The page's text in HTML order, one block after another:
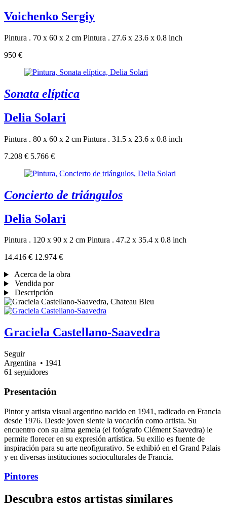
Voichenko Sergiy
Pintura . 70 x 60 x 2 cm Pintura . 27.6 x 23.6 x 0.8 inch
950 €
Sonata elíptica
Delia Solari
Pintura . 80 x 60 x 2 cm Pintura . 31.5 x 23.6 x 0.8 inch
7.208 € 5.766 €
Concierto de triángulos
Delia Solari
Pintura . 120 x 90 x 2 cm Pintura . 47.2 x 35.4 x 0.8 inch
14.416 € 12.974 €
Acerca de la obra
Vendida por
Descripción
Graciela Castellano-Saavedra
Seguir
Argentina • 1941
61 seguidores
Presentación
Pintor y artista visual argentino nacido en 1941, radicado en Francia
desde 1976. Desde joven siente la vocación como artista. Su
encuentro con su alma gemela (el fotógrafo Clément Saavedra) le
permite florecer en su expresión artística. Su exilio es fuente de
inspiración para su arte neofigurativo. Se exhibió en el Grand Palais
y en diversas instituciones socioculturales de Francia.
Pintores
Descubra estos artistas similares